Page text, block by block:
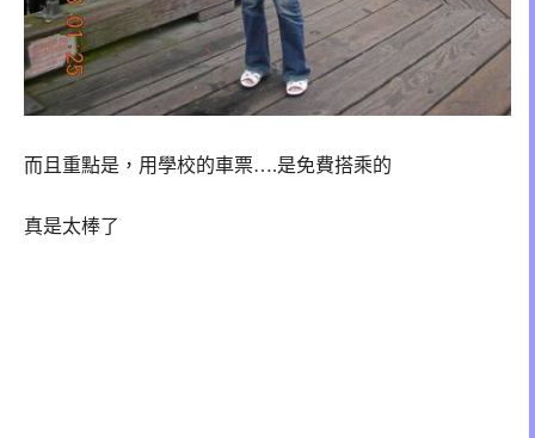
而且重點是，用學校的車票….是免費搭乘的
真是太棒了